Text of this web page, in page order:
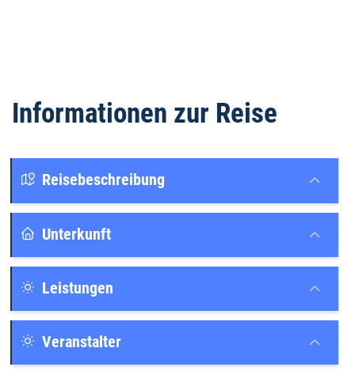
Informationen zur Reise
Reisebeschreibung
Unterkunft
Leistungen
Veranstalter